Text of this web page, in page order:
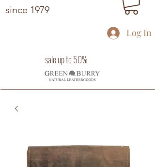
since 1979
Log In
sale up to 50%